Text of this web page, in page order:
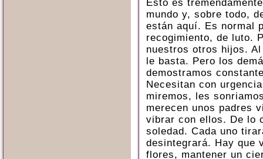
Esto es
mundo y, sobre todo,
están aquí. Es normal
recogimiento, de luto.
nuestros otros hijos.
le basta. Pero los
demostramos
Necesitan con
miremos, les
merecen unos padres
vibrar con ellos. De lo
soledad. Cada uno
desintegrará. Hay que
flores, mantener un